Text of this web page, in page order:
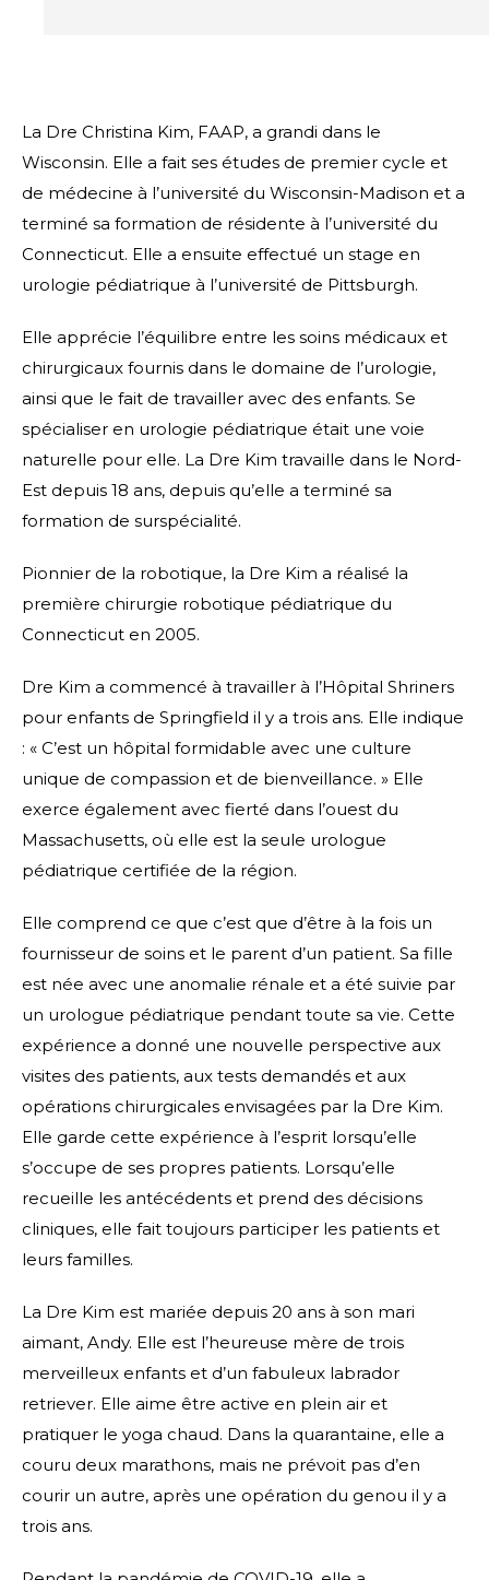
La Dre Christina Kim, FAAP, a grandi dans le
Wisconsin. Elle a fait ses études de premier cycle et
de médecine à l’université du Wisconsin-Madison et a
terminé sa formation de résidente à l’université du
Connecticut. Elle a ensuite effectué un stage en
urologie pédiatrique à l’université de Pittsburgh.
Elle apprécie l’équilibre entre les soins médicaux et
chirurgicaux fournis dans le domaine de l’urologie,
ainsi que le fait de travailler avec des enfants. Se
spécialiser en urologie pédiatrique était une voie
naturelle pour elle. La Dre Kim travaille dans le Nord-
Est depuis 18 ans, depuis qu’elle a terminé sa
formation de surspécialité.
Pionnier de la robotique, la Dre Kim a réalisé la
première chirurgie robotique pédiatrique du
Connecticut en 2005.
Dre Kim a commencé à travailler à l’Hôpital Shriners
pour enfants de Springfield il y a trois ans. Elle indique
: « C’est un hôpital formidable avec une culture
unique de compassion et de bienveillance. » Elle
exerce également avec fierté dans l’ouest du
Massachusetts, où elle est la seule urologue
pédiatrique certifiée de la région.
Elle comprend ce que c’est que d’être à la fois un
fournisseur de soins et le parent d’un patient. Sa fille
est née avec une anomalie rénale et a été suivie par
un urologue pédiatrique pendant toute sa vie. Cette
expérience a donné une nouvelle perspective aux
visites des patients, aux tests demandés et aux
opérations chirurgicales envisagées par la Dre Kim.
Elle garde cette expérience à l’esprit lorsqu’elle
s’occupe de ses propres patients. Lorsqu’elle
recueille les antécédents et prend des décisions
cliniques, elle fait toujours participer les patients et
leurs familles.
La Dre Kim est mariée depuis 20 ans à son mari
aimant, Andy. Elle est l’heureuse mère de trois
merveilleux enfants et d’un fabuleux labrador
retriever. Elle aime être active en plein air et
pratiquer le yoga chaud. Dans la quarantaine, elle a
couru deux marathons, mais ne prévoit pas d’en
courir un autre, après une opération du genou il y a
trois ans.